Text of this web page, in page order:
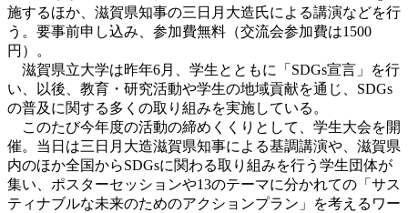
施するほか、滋賀県知事の三日月大造氏による講演などを行
う。要事前申し込み、参加費無料（交流会参加費は1500
円）。
滋賀県立大学は昨年6月、学生とともに「SDGs宣言」を行
い、以後、教育・研究活動や学生の地域貢献を通じ、SDGs
の普及に関する多くの取り組みを実施している。
このたび今年度の活動の締めくくりとして、学生大会を開
催。当日は三日月大造滋賀県知事による基調講演や、滋賀県
内のほか全国からSDGsに関わる取り組みを行う学生団体が
集い、ポスターセッションや13のテーマに分かれての「サス
ティナブルな未来のためのアクションプラン」を考えるワー